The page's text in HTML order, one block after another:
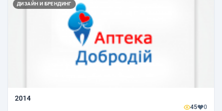
ДИЗАЙН И БРЕНДИНГ
2014
45 0